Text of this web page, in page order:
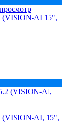
(VISION-AI 15",
(VISION-AI, 15",